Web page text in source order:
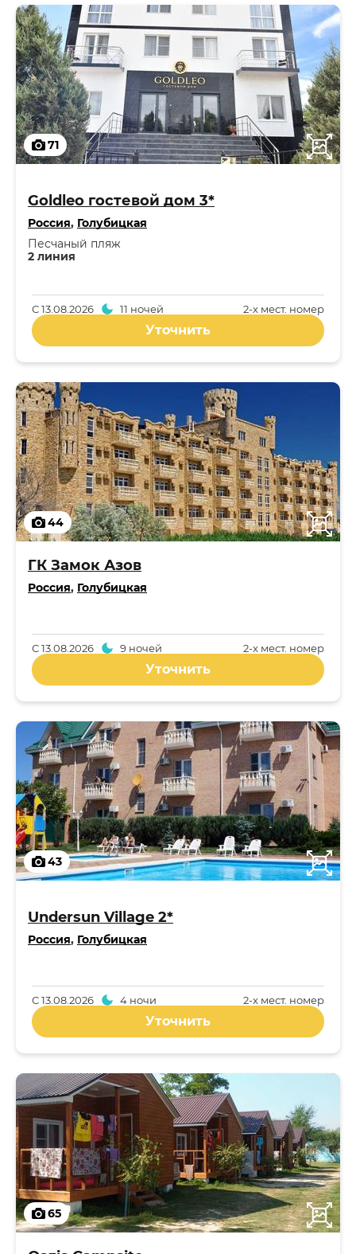
71
Goldleo гостевой дом 3*
Россия, Голубицкая
2 линия
Песчаный пляж
2-x мест. номер
С13.08.2026 11 ночей
Уточнить
44
ГК Замок Азов
Россия, Голубицкая
2-x мест. номер
С13.08.2026 9 ночей
Уточнить
43
Undersun Village 2*
Россия, Голубицкая
2-x мест. номер
С13.08.2026 4 ночи
Уточнить
65